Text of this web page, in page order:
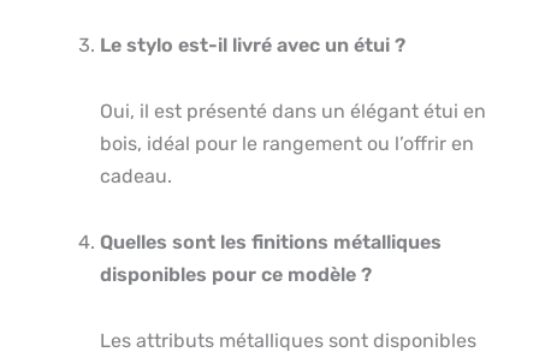
Le stylo est-il livré avec un étui ?
Oui, il est présenté dans un élégant étui en
bois, idéal pour le rangement ou l’offrir en
cadeau.
Quelles sont les finitions métalliques
disponibles pour ce modèle ?
Les attributs métalliques sont disponibles